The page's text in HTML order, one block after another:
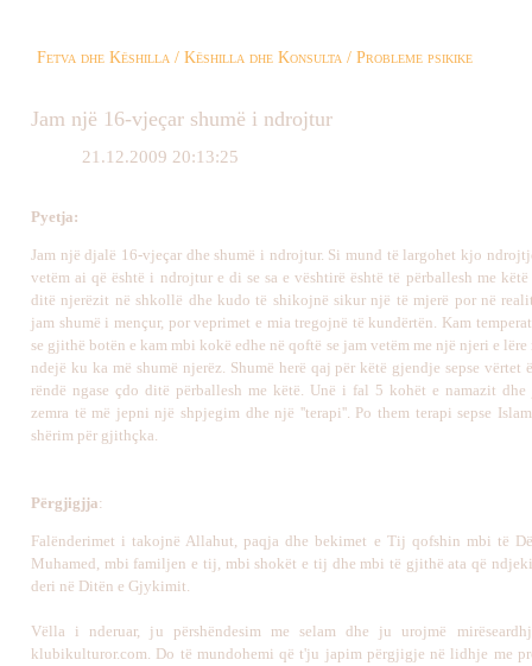
Fetva dhe Këshilla / Këshilla dhe Konsulta / Probleme psikike
Jam një 16-vjeçar shumë i ndrojtur
21.12.2009 20:13:25
Pyetja:
Jam një djalë 16-vjeçar dhe shumë i ndrojtur. Si mund të largohet kjo
vetëm ai që është i ndrojtur e di se sa e vështirë është të përballesh me
ditë njerëzit në shkollë dhe kudo të shikojnë sikur një të mjerë por në
jam shumë i mençur, por veprimet e mia tregojnë të kundërtën. Kam
se gjithë botën e kam mbi kokë edhe në qoftë se jam vetëm me një njeri e lëre
ndejë ku ka më shumë njerëz. Shumë herë qaj për këtë gjendje sepse vërtet
rëndë ngase çdo ditë përballesh me këtë. Unë i fal 5 kohët e namazit
zemra të më jepni një shpjegim dhe një ''terapi''. Po them terapi sepse
shërim për gjithçka.
Përgjigjja:
Falënderimet i takojnë Allahut, paqja dhe bekimet e Tij qofshin mbi të
Muhamed, mbi familjen e tij, mbishokëte tij dhe mbitë gjithë ata që
deri në Ditën e Gjykimit.
Vëlla i nderuar, ju përshëndesim me selam dhe ju urojmë
klubikulturor.com. Do të mundohemi që t'ju japim përgjigje në lidhje me